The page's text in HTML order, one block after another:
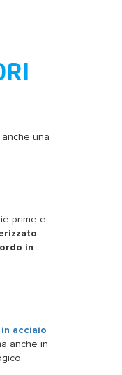
anche una
prime e
in
acciaio
anche in